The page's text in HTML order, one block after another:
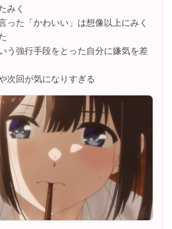
みく
った「かわいい」は想像以上にみく
う強行手段をとった自分に嫌気を差
次回が気になりすぎる